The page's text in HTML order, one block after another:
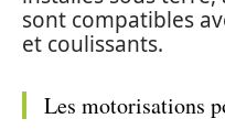
sont compatibles
et coulissants.
Les motorisations